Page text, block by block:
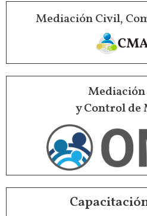
Mediación Civil,
Mediación
y Control de